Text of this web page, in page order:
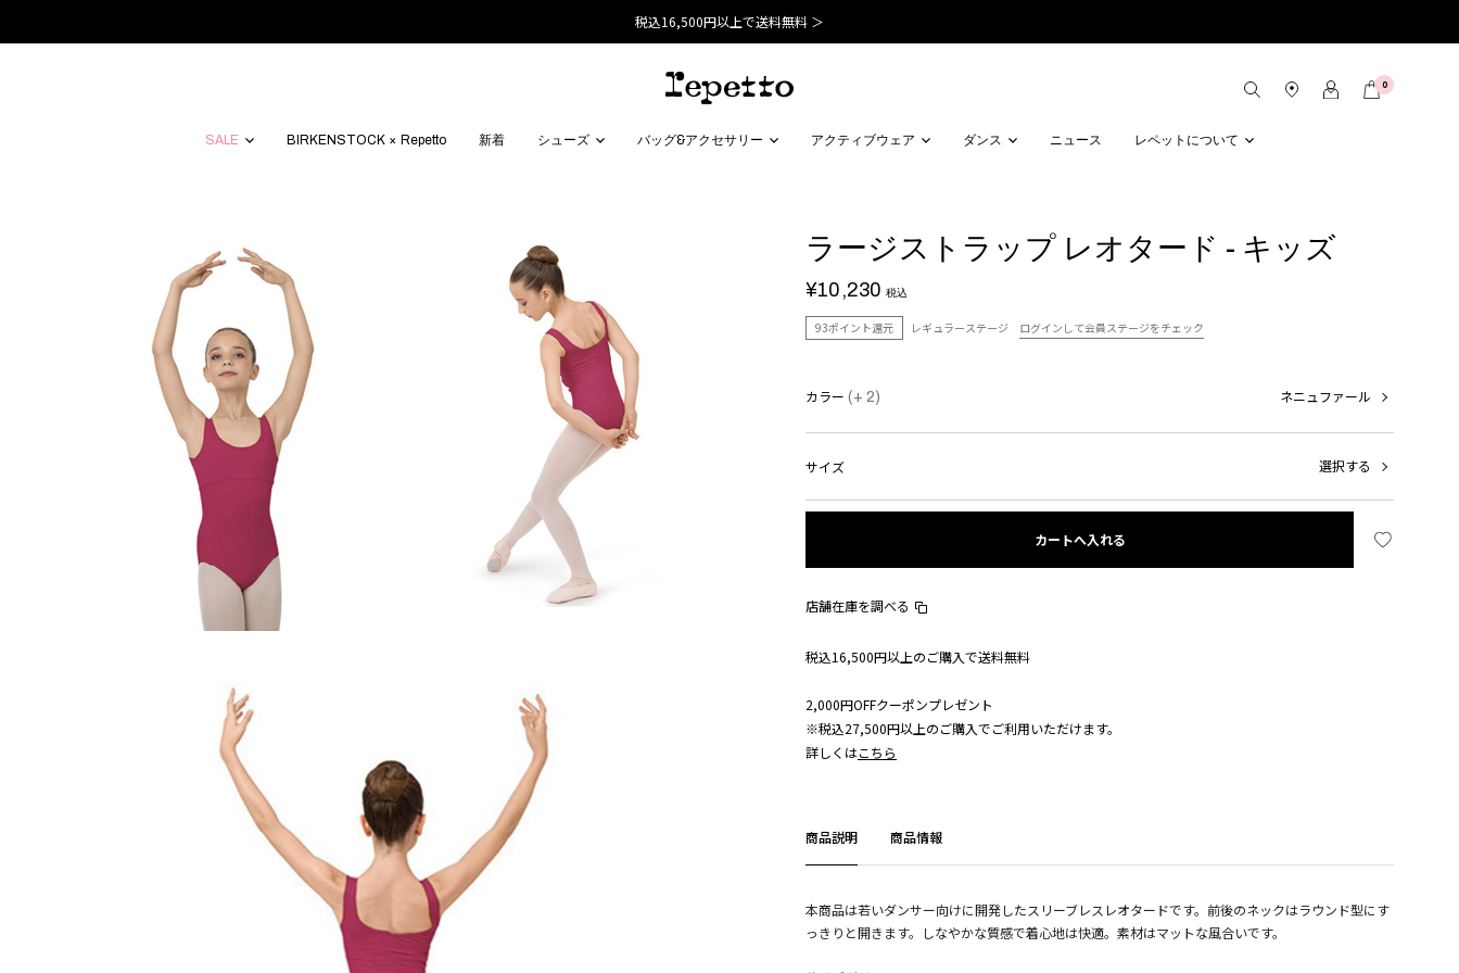
税込16,500円以上で送料無料 ＞
0
SALE BIRKENSTOCK × Repetto 新着 シューズ バッグ&アクセサリー アクティブウェア ダンス ニュース レペットについて
ラージストラップ レオタード - キッズ
¥10,230 税込
93ポイント還元 レギュラーステージ ログインして会員ステージをチェック
カラー (+ 2) ネニュファール
サイズ 選択する
カートへ入れる
店舗在庫を調べる
税込16,500円以上のご購入で送料無料
2,000円OFFクーポンプレゼント
※税込27,500円以上のご購入でご利用いただけます。
詳しくはこちら
商品説明 商品情報
本商品は若いダンサー向けに開発したスリーブレスレオタードです。前後のネックはラウンド型にす
っきりと開きます。しなやかな質感で着心地は快適。素材はマットな風合いです。